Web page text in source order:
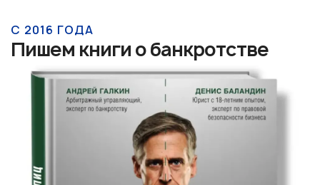
С 2016 ГОДА
Пишем книги о банкротстве